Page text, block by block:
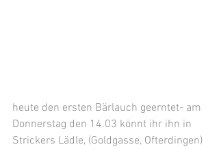
heute den ersten Bärlauch geerntet- am
Donnerstag den 14.03 könnt ihr ihn in
Strickers Lädle, (Goldgasse, Ofterdingen)